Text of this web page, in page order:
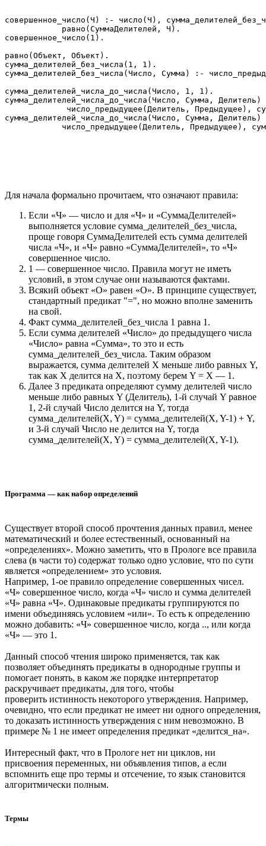
совершенное_число(Ч) :- число(Ч),
            равно(СуммаДелителей, Ч).
совершенное_число(1).
равно(Объект, Объект).
сумма_делителей_без_числа(1, 1).
сумма_делителей_без_числа(Число, Сумма) :-
сумма_делителей_числа_до_числа(Число, 1, 1).
сумма_делителей_числа_до_числа(Число, Сумма,
число_предыдущее(Делитель, Предыдущее),
сумма_делителей_числа_до_числа(Число, Сумма,
число_предыдущее(Делитель, Предыдущее),
Для начала формально прочитаем, что означают правила:
Если «Ч» — число и для «Ч» и «СуммаДелителей»
выполняется условие сумма_делителей_без_числа,
проще говоря СуммаДелителей есть сумма делителей
числа «Ч», и «Ч» равно «СуммаДелителей», то «Ч»
совершенное число.
1 — совершенное число. Правила могут не иметь
условий, в этом случае они называются фактами.
Всякий объект «О» равен «О». В принципе существует,
стандартный предикат "=", но можно вполне заменить
на свой.
Факт сумма_делителей_без_числа 1 равна 1.
Если сумма делителей «Число» до предыдущего числа
«Число» равна «Сумма», то это и есть
сумма_делителей_без_числа. Таким образом
выражается, сумма делителей X меньше либо равных Y,
так как X делится на X, поэтому берем Y = X — 1.
Далее 3 предиката определяют сумму делителей число
меньше либо равных Y (Делитель), 1-й случай Y равное
1, 2-й случай Число делится на Y, тогда
сумма_делителей(X, Y) = сумма_делителей(X, Y-1) + Y,
и 3-й случай Число не делится на Y, тогда
сумма_делителей(X, Y) = сумма_делителей(X, Y-1).
Программа — как набор определений
Существует второй способ прочтения данных правил, менее
математический и более естественный, основанный на
«определениях». Можно заметить, что в Прологе все правила
слева (в части то) содержат только одно условие, что по сути
является «определением» это условия.
Например, 1-ое правило определение совершенных чисел.
«Ч» совершенное число, когда «Ч» число и сумма делителей
«Ч» равна «Ч». Одинаковые предикаты группируются по
имени объединяясь условием «или». То есть к определению
можно добавить: «Ч» совершенное число, когда .., или когда
«Ч» — это 1.
Данный способ чтения широко применяется, так как
позволяет объединять предикаты в однородные группы и
помогает понять, в каком же порядке интерпретатор
раскручивает предикаты, для того, чтобы
проверить истинность некоторого утверждения. Например,
очевидно, что если предикат не имеет ни одного определения,
то доказать истинность утверждения с ним невозможно. В
примере № 1 не имеет определения предикат «делится_на».
Интересный факт, что в Прологе нет ни циклов, ни
присвоения переменных, ни объявления типов, а если
вспомнить еще про термы и отсечение, то язык становится
алгоритмически полным.
Термы